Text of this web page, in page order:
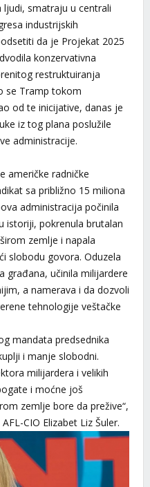
smatraju u centrali
industrijskih
da je Projekat 2025
konzervativna
restruktuiranja
se Tramp tokom
od te inicijative, danas je
iz tog plana poslužile
administracije.
američke radničke
sa približno 15 miliona
administracija počinila
istoriji, pokrenula brutalan
zemlje i napala
slobodu govora. Oduzela
građana, učinila milijardere
a namerava i da dozvoli
tehnologije veštačke
mandata predsednika
i manje slobodni.
milijardera i velikih
i moćne još
zemlje bore da prežive“,
CIO Elizabet Liz Šuler.